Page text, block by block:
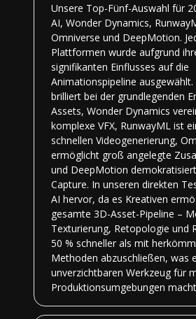
Unsere Top-Fünf-Auswahl für
AI, Wonder Dynamics,
Omniverse und DeepMotion.
Plattformen wurde aufgrund
signifikanten Einflusses auf die
Animationspipeline ausgewählt.
brilliert bei der grundlegenden
Assets, Wonder Dynamics
komplexe VFX, RunwayML ist
schnellen Videogenerierung,
ermöglicht groß angelegte
und DeepMotion
Capture. In unseren direkten
AI hervor, da es Kreativen
gesamte 3D-Asset-Pipeline –
Texturierung, Retopologie und
50 % schneller als mit
Methoden abzuschließen, was
unverzichtbaren Werkzeug für
Produktionsumgebungen